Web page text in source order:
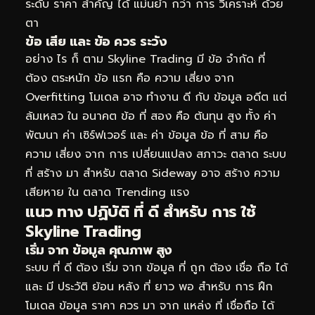
ระดับ ราคา สำคัญ ได้ แม่นยำ กว่า การ วิเคราะห์ ด้วย
ตา
ข้อ เสีย และ ข้อ ควร ระวัง
อย่าง ไร ก็ ตาม Skyline Trading มี ข้อ จำกัด ที่
ต้อง ตระหนัก ข้อ แรก คือ ความ เสี่ยง จาก
Overfitting โมเดล อาจ ทำงาน ดี กับ ข้อมูล อดีต แต่
ล้มเหลว ใน อนาคต ข้อ ที่ สอง คือ ต้นทุน สูง ทั้ง ค่า
พัฒนา ค่า เซิร์ฟเวอร์ และ ค่า ข้อมูล ข้อ ที่ สาม คือ
ความ เสี่ยง จาก การ เปลี่ยนแปลง สภาวะ ตลาด ระบบ
ที่ สร้าง มา สำหรับ ตลาด Sideway อาจ สร้าง ความ
เสียหาย ใน ตลาด Trending แรง
แนว ทาง ปฏิบัติ ที่ ดี สำหรับ การ ใช้
Skyline Trading
เริ่ม จาก ข้อมูล คุณภาพ สูง
ระบบ ที่ ดี ต้อง เริ่ม จาก ข้อมูล ที่ ถูก ต้อง เชื่อ ถือ ได้
และ มี ประวัติ ย้อน หลัง ที่ ยาว พอ สำหรับ การ ฝึก
โมเดล ข้อมูล ราคา ควร มา จาก แหล่ง ที่ เชื่อถือ ได้